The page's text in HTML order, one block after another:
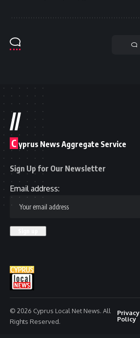
//
C yprus News Aggregate Service
Sign Up for Our Newsletter
Email address:
© 2026 Cyprus Local Net News. All
Rights Reserved.
Privacy
Policy